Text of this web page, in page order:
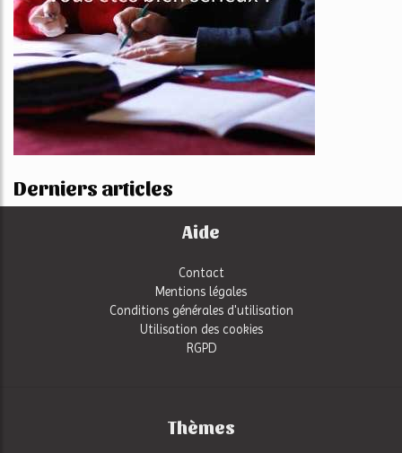
Derniers articles
Aide
Contact
Mentions légales
Conditions générales d'utilisation
Utilisation des cookies
RGPD
Thèmes